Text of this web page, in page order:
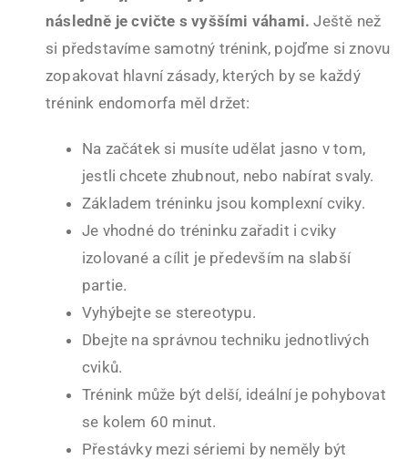
následně je cvičte s vyššími váhami.Ještě než
si představíme samotný trénink, pojďme si znovu
zopakovat hlavní zásady, kterých by se každý
trénink endomorfa měl držet:
Na začátek si musíte udělat jasno v tom,
jestli chcete zhubnout, nebo nabírat svaly.
Základem tréninku jsou komplexní cviky.
Je vhodné do tréninku zařadit i cviky
izolované a cílit je především na slabší
partie.
Vyhýbejte se stereotypu.
Dbejte na správnou techniku jednotlivých
cviků.
Trénink může být delší, ideální je pohybovat
se kolem 60 minut.
Přestávky mezi sériemi by neměly být